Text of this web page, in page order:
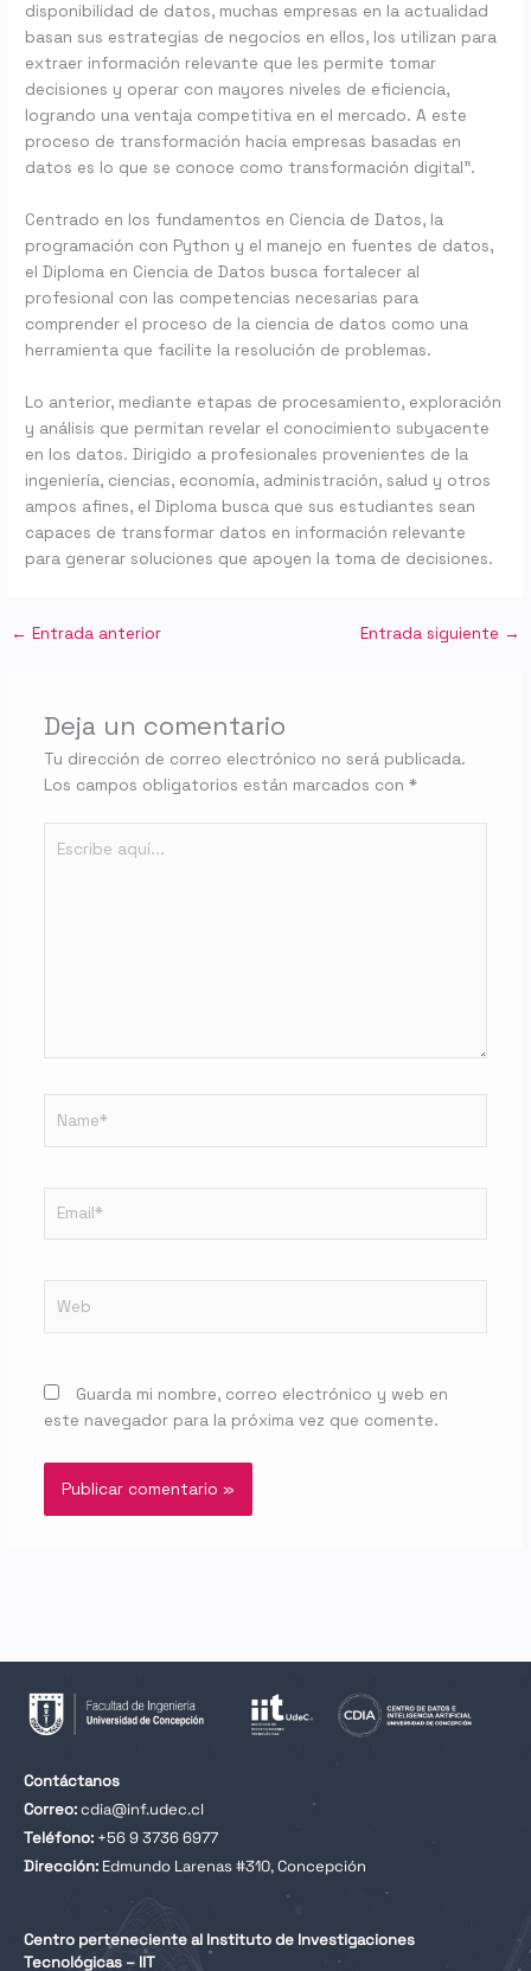
disponibilidad de datos, muchas empresas en la actualidad
basan sus estrategias de negocios en ellos, los utilizan para
extraer información relevante que les permite tomar
decisiones y operar con mayores niveles de eficiencia,
logrando una ventaja competitiva en el mercado. A este
proceso de transformación hacia empresas basadas en
datos es lo que se conoce como transformación digital”.
Centrado en los fundamentos en Ciencia de Datos, la
programación con Python y el manejo en fuentes de datos,
el Diploma en Ciencia de Datos busca fortalecer al
profesional con las competencias necesarias para
comprender el proceso de la ciencia de datos como una
herramienta que facilite la resolución de problemas.
Lo anterior, mediante etapas de procesamiento, exploración
y análisis que permitan revelar el conocimiento subyacente
en los datos. Dirigido a profesionales provenientes de la
ingeniería, ciencias, economía, administración, salud y otros
ampos afines, el Diploma busca que sus estudiantes sean
capaces de transformar datos en información relevante
para generar soluciones que apoyen la toma de decisiones.
← Entrada anterior Entrada siguiente →
Deja un comentario
Tu dirección de correo electrónico no será publicada.
Los campos obligatorios están marcados con *
aquí...
Guarda mi nombre, correo electrónico y web en
este navegador para la próxima vez que comente.
Contáctanos
Correo:cdia@inf.udec.cl
Teléfono: +56 9 3736 6977
Dirección: Edmundo Larenas #310, Concepción
Centro perteneciente al Instituto de Investigaciones
Tecnológicas – IIT